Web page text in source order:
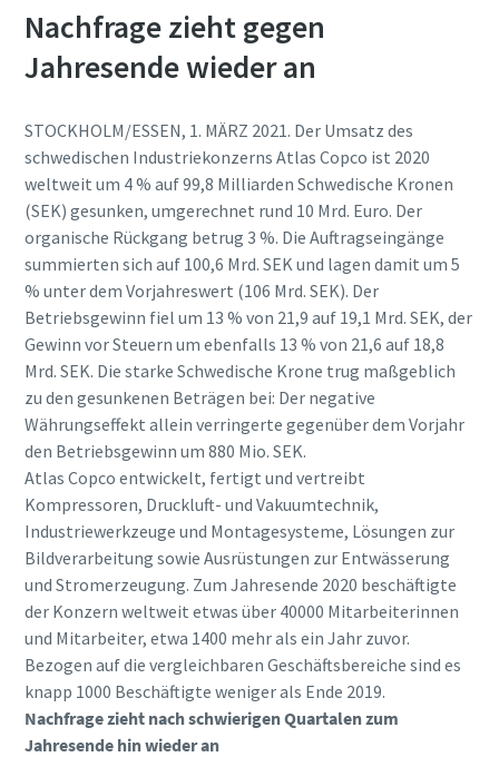
Nachfrage zieht gegen
Jahresende wieder an
STOCKHOLM/ESSEN, 1. MÄRZ 2021. Der Umsatz des
schwedischen Industriekonzerns Atlas Copco ist 2020
weltweit um 4 % auf 99,8 Milliarden Schwedische Kronen
(SEK) gesunken, umgerechnet rund 10 Mrd. Euro. Der
organische Rückgang betrug 3 %. Die Auftragseingänge
summierten sich auf 100,6 Mrd. SEK und lagen damit um 5
% unter dem Vorjahreswert (106 Mrd. SEK). Der
Betriebsgewinn fiel um 13 % von 21,9 auf 19,1 Mrd. SEK, der
Gewinn vor Steuern um ebenfalls 13 % von 21,6 auf 18,8
Mrd. SEK. Die starke Schwedische Krone trug maßgeblich
zu den gesunkenen Beträgen bei: Der negative
Währungseffekt allein verringerte gegenüber dem Vorjahr
den Betriebsgewinn um 880 Mio. SEK.
Atlas Copco entwickelt, fertigt und vertreibt
Kompressoren, Druckluft- und Vakuumtechnik,
Industriewerkzeuge und Montagesysteme, Lösungen zur
Bildverarbeitung sowie Ausrüstungen zur Entwässerung
und Stromerzeugung. Zum Jahresende 2020 beschäftigte
der Konzern weltweit etwas über 40000 Mitarbeiterinnen
und Mitarbeiter, etwa 1400 mehr als ein Jahr zuvor.
Bezogen auf die vergleichbaren Geschäftsbereiche sind es
knapp 1000 Beschäftigte weniger als Ende 2019.
Nachfrage zieht nach schwierigen Quartalen zum
Jahresende hin wieder an